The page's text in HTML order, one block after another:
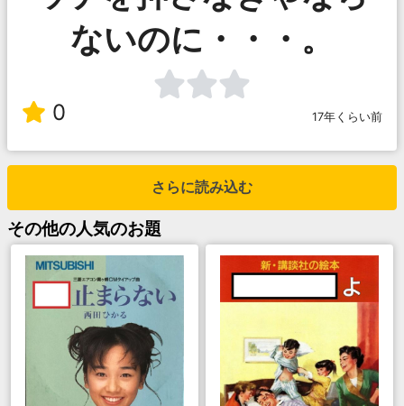
ないのに・・・。
0 17年くらい前
さらに読み込む
その他の人気のお題